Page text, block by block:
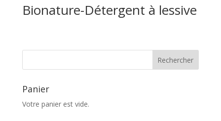
Bionature-Détergent à lessive
Panier
Votre panier est vide.